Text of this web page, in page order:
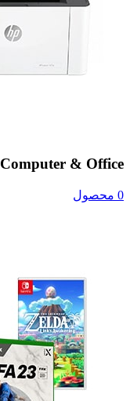
Computer & Office
0 محصول